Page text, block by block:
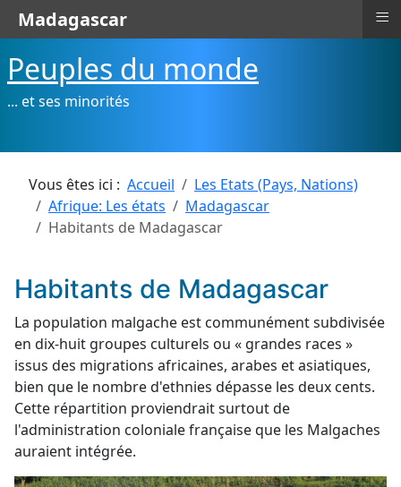
Peuples du monde
... et ses minorités
Vous êtes ici : Accueil
Les Etats (Pays, Nations)
Afrique: Les états
Madagascar
Habitants de Madagascar
Habitants de Madagascar
La population malgache est communément subdivisée
en dix-huit groupes culturels ou « grandes races »
issus des migrations africaines, arabes et asiatiques,
bien que le nombre d'ethnies dépasse les deux cents.
Cette répartition proviendrait surtout de
l'administration coloniale française que les Malgaches
auraient intégrée.
Madagascar ≡